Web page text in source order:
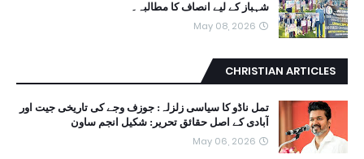
شہباز کے لیے انصاف کا مطالبہ۔
May 08, 2026
CHRISTIAN ARTICLES
تمل ناڈو کا سیاسی زلزلہ: جوزف وجے کی تاریخی جیت اور
آبادی کے اصل حقائق تحریر: شکیل انجم ساون
May 06, 2026